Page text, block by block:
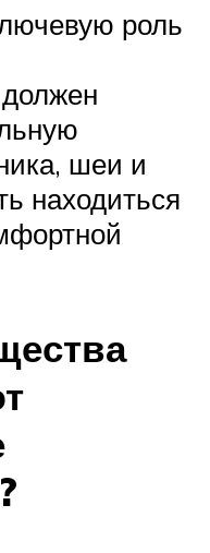
роль
шеи и
находиться